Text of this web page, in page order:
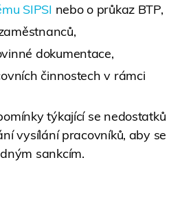
SIPSI nebo o průkaz BTP,
dokumentace,
činnostech v rámci
týkající se nedostatků
vysílání pracovníků, aby se
sankcím.